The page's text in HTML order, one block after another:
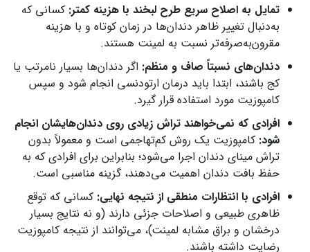
تمایل به اصلاح سریع طرح لبخند با هزینه کمتر: کسانی که
به‌دنبال تغییر ظاهر دندان‌ها در زمان کوتاه و با هزینه
مقرون‌به‌صرفه‌تر نسبت به لمینت هستند.
دندان‌های نسبتاً صاف و منظم: اگر دندان‌ها بسیار نامرتب یا
کج باشند، ابتدا باید درمان ارتودنسی انجام شود و سپس
کامپوزیت مورد استفاده قرار گیرد.
افرادی که نمی‌خواهند تراش زیادی روی دندان‌هایشان انجام
شود: کامپوزیت یک روش کم‌تهاجمی است و معمولاً بدون
تراش مینای دندان اجرا می‌شود؛ بنابراین برای افرادی که به
حفظ بافت دندان اهمیت می‌دهند، گزینه مناسبی است.
افرادی با انتظارات منطقی از نتیجه نهایی: کسانی که توقع
ظاهری طبیعی و اصلاحات جزئی دارند (و نه نتایج بسیار
درخشان و براق مشابه لمینت)، می‌توانند از نتیجه کامپوزیت
رضایت داشته باشند.